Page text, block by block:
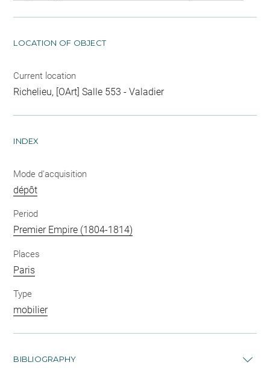
LOCATION OF OBJECT
Current location
Richelieu, [OArt] Salle 553 - Valadier
INDEX
Mode d'acquisition
dépôt
Period
Premier Empire (1804-1814)
Places
Paris
Type
mobilier
BIBLIOGRAPHY